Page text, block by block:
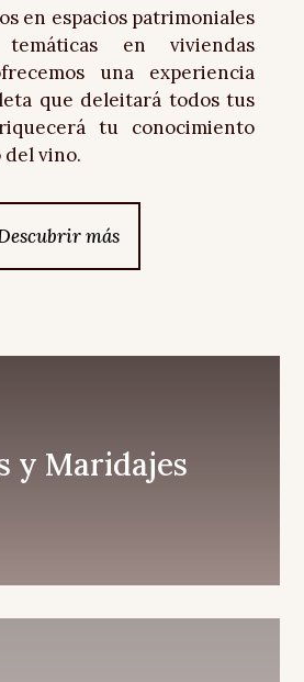
en espacios patrimoniales
en viviendas
una experiencia
que deleitará todos tus
tu conocimiento
del vino.
más
y Maridajes